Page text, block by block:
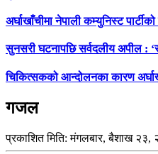
अर्घाखाँचीमा नेपाली कम्युनिस्ट
सुनसरी घटनापछि सर्वदलीय अपील :
चिकित्सकको आन्दोलनका कारण
गजल
प्रकाशित मिति:मंगलबार, बैशाख २३,